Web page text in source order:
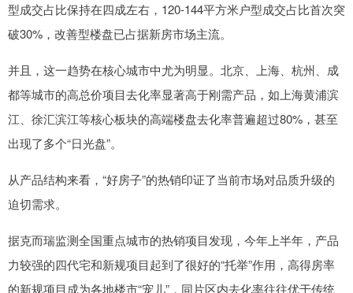
型成交占比保持在四成左右，120-144平方米户型成交占比首次突
破30%，改善型楼盘已占据新房市场主流。
并且，这一趋势在核心城市中尤为明显。北京、上海、杭州、成
都等城市的高总价项目去化率显著高于刚需产品，如上海黄浦滨
江、徐汇滨江等核心板块的高端楼盘去化率普遍超过80%，甚至
出现了多个“日光盘”。
从产品结构来看，“好房子”的热销印证了当前市场对品质升级的
迫切需求。
据克而瑞监测全国重点城市的热销项目发现，今年上半年，产品
力较强的四代宅和新规项目起到了很好的“托举”作用，高得房率
的新规项目成为各地楼市“宠儿”，同片区内去化率往往优于传统